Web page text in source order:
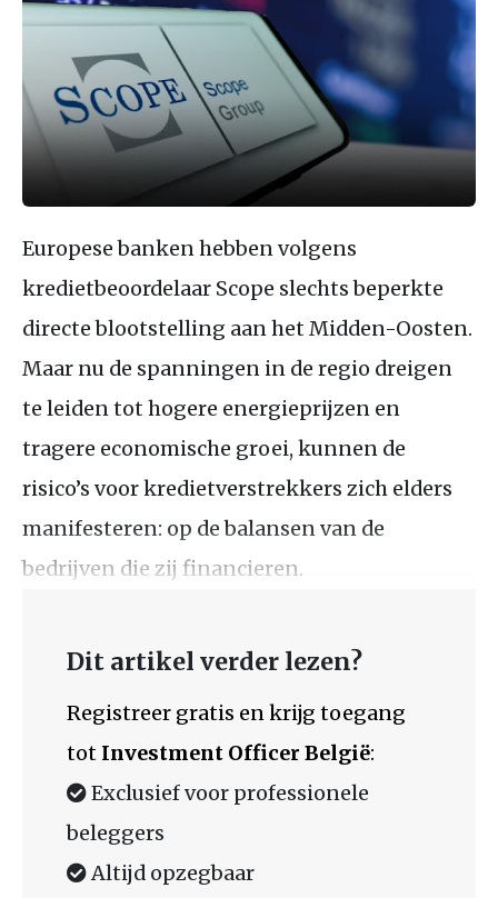
Europese banken hebben volgens
kredietbeoordelaar Scope slechts beperkte
directe blootstelling aan het Midden-Oosten.
Maar nu de spanningen in de regio dreigen
te leiden tot hogere energieprijzen en
tragere economische groei, kunnen de
risico’s voor kredietverstrekkers zich elders
manifesteren: op de balansen van de
bedrijven die zij financieren.
Dit artikel verder lezen?
Registreer gratis en krijg toegang
tot Investment Officer België:
Exclusief voor professionele
beleggers
Altijd opzegbaar